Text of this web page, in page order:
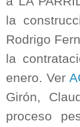
la
Rodrigo
la
enero. Ver
Girón,
proceso